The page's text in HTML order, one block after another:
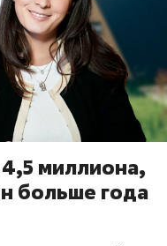
4,5 миллиона,
больше года